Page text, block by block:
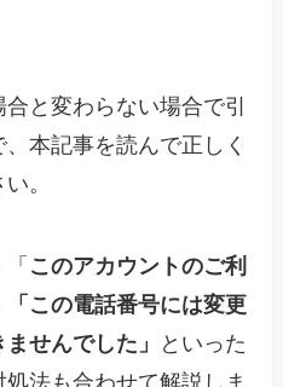
と変わらない場合で引
本記事を読んで正しく
。
「 このアカウントのご利
この電話番号には変更
せんでした」
といった
法も合わせて解説しま